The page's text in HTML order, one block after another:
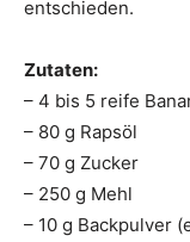
entschieden.
Zutaten:
– 4 bis 5 reife
– 80 g Rapsöl
– 70 g Zucker
– 250 g Mehl
– 10 g Backpulver